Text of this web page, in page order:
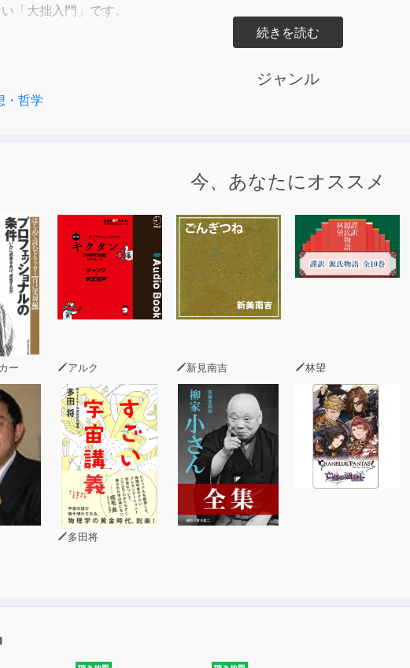
「大拙入門」です。
、かのスティーブ・ジョブズが禅に傾倒するきっかけを生んだほか、
ったジョン・ケージに多大なる影響を与えました。
ん」の語りに耳を傾けながら「禅」の本質を感じ取る、
のままに、自由に生きる
にとらわれず、美と愛に生きる
・言葉とともに、無心に生きる
みや矛盾のなかを生きていく
悟りは、いわゆる「宗教」ではない
玄さんの「はじめに」より
じめて鈴木大拙の言葉にふれる人たちのために編まれました。
どの順番に並べば、大拙の伝えたいことが今を生きる人に届くのか、
工夫しながら編みました。そのようにして言葉が選ばれ、
れるうちに、やがて、いわゆる禅語や仏教用語、あるいは
の専門用語はほとんど姿を消して、ふつうの日常的な言葉が残りました。
鈴木大拙を知らない人もいらっしゃるでしょう。
にその人物を知らなくても、その言葉によって「何か」が伝わり、
切な「何か」が生まれることもあります。
ジャンル
・哲学
今、あなたにオススメ
ー アルク 新見南吉 林望
多田将